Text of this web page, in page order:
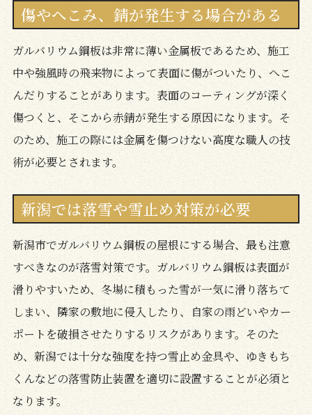
傷やへこみ、錆が発生する場合がある
ガルバリウム鋼板は非常に薄い金属板であるため、施工
中や強風時の飛来物によって表面に傷がついたり、へこ
んだりすることがあります。表面のコーティングが深く
傷つくと、そこから赤錆が発生する原因になります。そ
のため、施工の際には金属を傷つけない高度な職人の技
術が必要とされます。
新潟では落雪や雪止め対策が必要
新潟市でガルバリウム鋼板の屋根にする場合、最も注意
すべきなのが落雪対策です。ガルバリウム鋼板は表面が
滑りやすいため、冬場に積もった雪が一気に滑り落ちて
しまい、隣家の敷地に侵入したり、自家の雨どいやカー
ポートを破損させたりするリスクがあります。そのた
め、新潟では十分な強度を持つ雪止め金具や、ゆきもち
くんなどの落雪防止装置を適切に設置することが必須と
なります。